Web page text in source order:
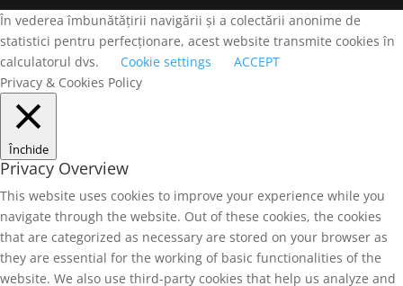
În vederea îmbunătățirii navigării și a colectării anonime de
statistici pentru perfecționare, acest website transmite cookies în
calculatorul dvs.
Cookie settings
ACCEPT
Privacy & Cookies Policy
Închide
Privacy Overview
This website uses cookies to improve your experience while you
navigate through the website. Out of these cookies, the cookies
that are categorized as necessary are stored on your browser as
they are essential for the working of basic functionalities of the
website. We also use third-party cookies that help us analyze and